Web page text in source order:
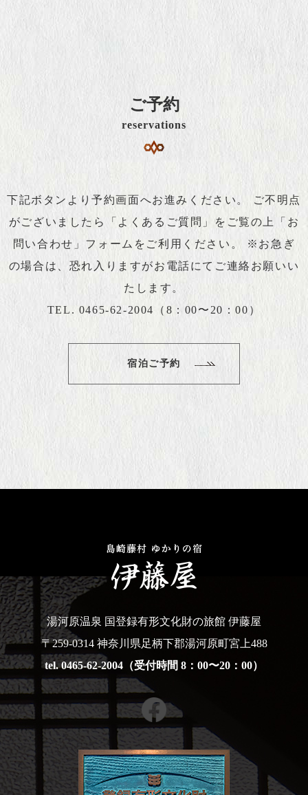
ご予約
reservations
下記ボタンより予約画面へお進みください。
ご不明点
がございましたら
「よくあるご質問」 をご覧の上
「お
問い合わせ」 フォームをご利用ください。
※お急ぎ
の場合は、恐れ入りますがお電話にてご連絡お願いい
たします。
TEL. 0465-62-2004（8：00〜20：00）
宿泊ご予約
湯河原温泉 国登録有形文化財の旅館 伊藤屋
〒259-0314 神奈川県足柄下郡湯河原町宮上488
tel. 0465-62-2004（受付時間 8：00〜20：00）